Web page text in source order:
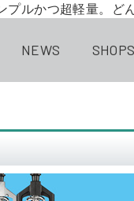
ルかつ超軽量。ど
NEWS SHOPS